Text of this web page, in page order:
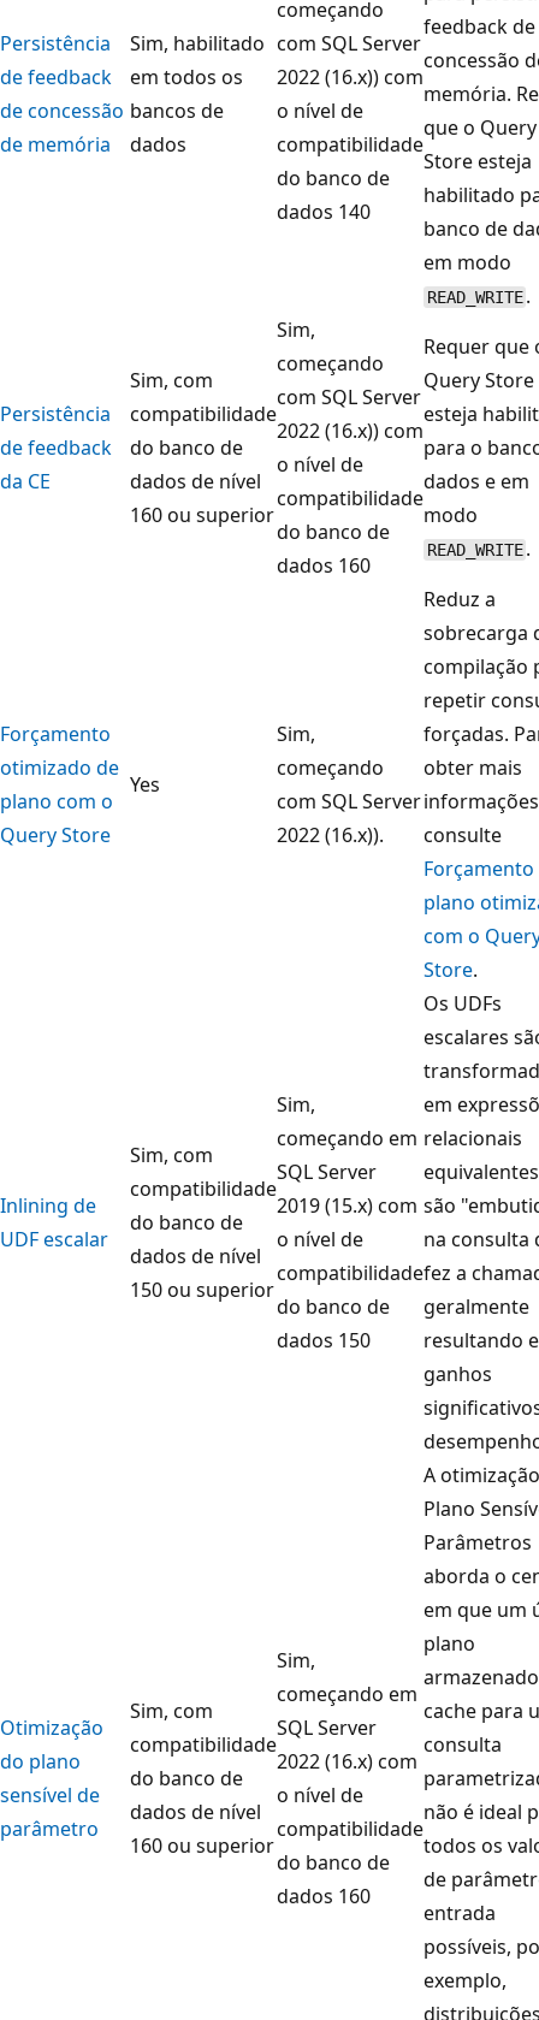
Persistência
de feedback
de concessão
de memória
Sim, habilitado
em todos os
bancos de
dados
começando
com SQL Server
2022 (16.x)) com
o nível de
compatibilidade
do banco de
dados 140
feedback de
concessão
memória.
que o Query
Store esteja
habilitado
banco de
em modo
READ_WRITE .
Persistência
de feedback
da CE
Sim, com
compatibilidade
do banco de
dados de nível
160 ou superior
Sim,
começando
com SQL Server
2022 (16.x)) com
o nível de
compatibilidade
do banco de
dados 160
Requer que
Query Store
esteja
para o
dados e em
modo
READ_WRITE .
Forçamento
otimizado de
plano com o
Query Store
Yes
Sim,
começando
com SQL Server
2022 (16.x)).
Reduz a
sobrecarga
compilação
repetir
forçadas.
obter mais
consulte
Forçamento
plano
com o
Store.
Inlining de
UDF escalar
Sim, com
compatibilidade
do banco de
dados de nível
150 ou superior
Sim,
começando em
SQL Server
2019 (15.x) com
o nível de
compatibilidade
do banco de
dados 150
Os UDFs
escalares
em
relacionais
são
na consulta
fez a
geralmente
resultando
ganhos
Otimização
do plano
sensível de
parâmetro
Sim, com
compatibilidade
do banco de
dados de nível
160 ou superior
Sim,
começando em
SQL Server
2022 (16.x) com
o nível de
compatibilidade
do banco de
dados 160
A
Plano
Parâmetros
aborda o
em que um
plano
cache para
consulta
não é ideal
todos os
de
entrada
possíveis,
exemplo,